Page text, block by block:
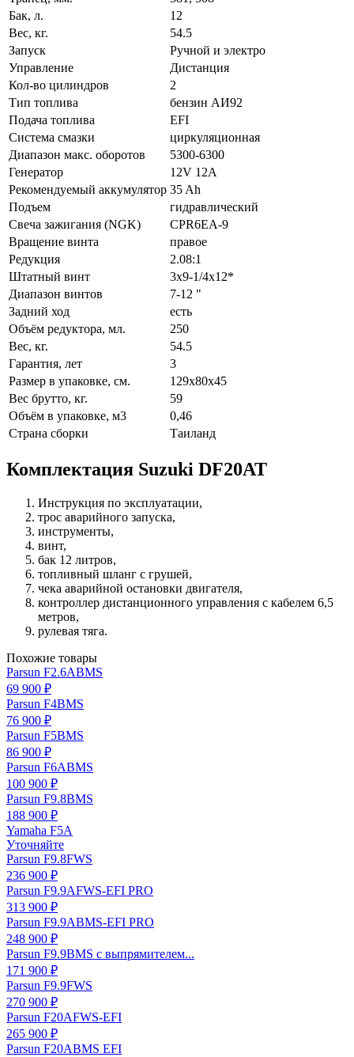
Бак, л.
12
Вес, кг.
54.5
Запуск
Ручной и электро
Управление
Дистанция
Кол-во цилиндров
2
Тип топлива
бензин АИ92
Подача топлива
EFI
Система смазки
циркуляционная
Диапазон макс. оборотов
5300-6300
Генератор
12V 12A
Рекомендуемый аккумулятор 35 Ah
Подъем
гидравлический
Свеча зажигания (NGK)
CPR6EA-9
Вращение винта
правое
Редукция
2.08:1
Штатный винт
3х9-1/4х12*
Диапазон винтов
7-12 "
Задний ход
есть
Объём редуктора, мл.
250
Вес, кг.
54.5
Гарантия, лет
3
Размер в упаковке, см.
129х80х45
Вес брутто, кг.
59
Объём в упаковке, м3
0,46
Страна сборки
Таиланд
Комплектация Suzuki DF20AT
Инструкция по эксплуатации,
трос аварийного запуска,
инструменты,
винт,
бак 12 литров,
топливный шланг с грушей,
чека аварийной остановки двигателя,
контроллер дистанционного управления с кабелем 6,5
метров,
рулевая тяга.
Похожие товары
Parsun F2.6ABMS
69 900 ₽
Parsun F4BMS
76 900 ₽
Parsun F5BMS
86 900 ₽
Parsun F6ABMS
100 900 ₽
Parsun F9.8BMS
188 900 ₽
Yamaha F5A
Уточняйте
Parsun F9.8FWS
236 900 ₽
Parsun F9.9AFWS-EFI PRO
313 900 ₽
Parsun F9.9ABMS-EFI PRO
248 900 ₽
Parsun F9.9BMS с выпрямителем...
171 900 ₽
Parsun F9.9FWS
270 900 ₽
Parsun F20AFWS-EFI
265 900 ₽
Parsun F20ABMS EFI